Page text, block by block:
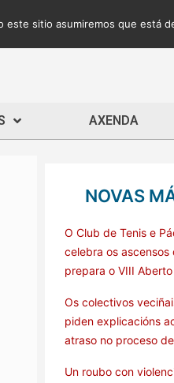
AXENDA
NOVAS
O Club de Tenis e
celebra os
prepara o VIII Aberto
Os colectivos
piden explicacións
atraso no proceso
Un roubo con
este sitio asumiremos que está